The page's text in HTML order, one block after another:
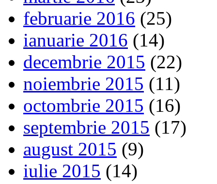
februarie 2016 (25)
ianuarie 2016 (14)
decembrie 2015 (22)
noiembrie 2015 (11)
octombrie 2015 (16)
septembrie 2015 (17)
august 2015 (9)
iulie 2015 (14)